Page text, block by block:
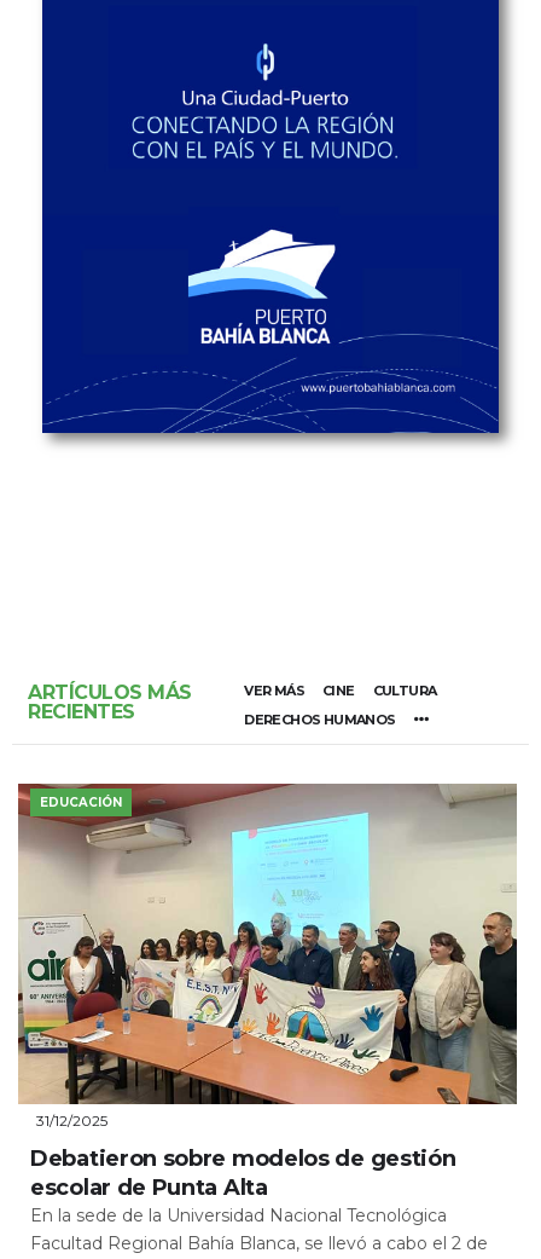
ARTÍCULOS MÁS
RECIENTES
VER MÁS CINE
CULTURA
DERECHOS HUMANOS
EDUCACIÓN
31/12/2025
Debatieron sobre modelos de gestión
escolar de Punta Alta
En la sede de la Universidad Nacional Tecnológica
Facultad Regional Bahía Blanca, se llevó a cabo el 2 de